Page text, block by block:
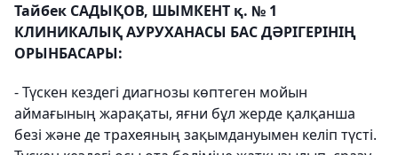
Тайбек САДЫҚОВ, ШЫМКЕНТ қ. № 1
КЛИНИКАЛЫҚ АУРУХАНАСЫ БАС ДӘРІГЕРІНІҢ
ОРЫНБАСАРЫ:
- Түскен кездегі диагнозы көптеген мойын
аймағының жарақаты, яғни бұл жерде қалқанша
безі және де трахеяның зақымдануымен келіп түсті.